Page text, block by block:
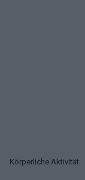
Körperliche Aktivität